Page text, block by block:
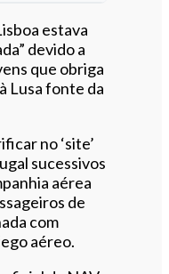
estava
devido a
que obriga
Lusa fonte da
no ‘site’
sucessivos
aérea
de
com
aéreo.